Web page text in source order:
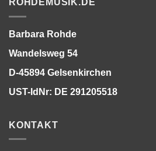
ROHDEMUSIK.DE
Barbara Rohde
Wandelsweg 54
D-45894 Gelsenkirchen
UST-IdNr: DE 291205518
KONTAKT